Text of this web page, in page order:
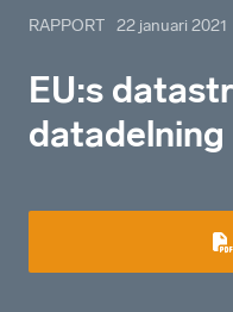
RAPPORT 22 januari 2021
EU:s
datadelning